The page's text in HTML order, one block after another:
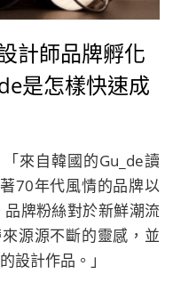
計師品牌孵化
是怎樣快速成
來自韓國的Gu_de讀
70年代風情的品牌以
牌粉絲對於新鮮潮流
源源不斷的靈感，並
設計作品。」